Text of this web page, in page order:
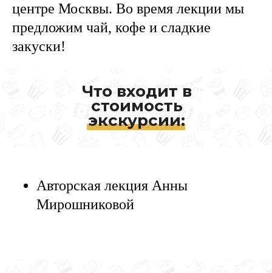
центре Москвы. Во время лекции мы
предложим чай, кофе и сладкие
закуски!
Что входит в
стоимость
экскурсии:
Авторская лекция Анны
Мирошниковой